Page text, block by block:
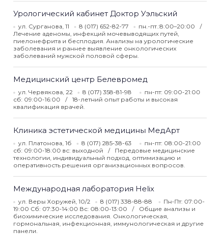
Урологический кабинет Доктор Уэльский
ул. Сурганова, 11 8 (017) 652-82-77
пн.-пт.:8:00–20:00
Лечение аденомы, инфекций мочевыводящих путей,
пиелонефрита и бесплодия. Анализы на урологические
заболевания и раннее выявление онкологических
заболеваний мужской половой сферы.
Медицинский центр Белевромед
ул. Червякова, 22 8 (017) 358-81-98
пн-пт: 09:00-21:00
сб: 09:00-16:00
18-летний опыт работы и высокая
квалификация врачей.
Клиника эстетической медицины МедАрт
ул. Платонова, 1б 8 (017) 285-38-63
пн-пт: 08:00-21:00
сб: 09:00-18:00 вс: выходной
Передовые медицинские
технологии, индивидуальный подход, оптимизацию и
оперативность решения организационных вопросов.
Международная лаборатория Helix
ул. Веры Хоружей, 10/2 8 (017) 338-88-88
Пн-Пт: 07:00-
19:00 Сб: 07:30-14:00 Вс: 08:00-13:00
Общие анализы и
биохимические исследования. Онкологическая,
гормональная, инфекционная, иммунологическая и другие
панели.